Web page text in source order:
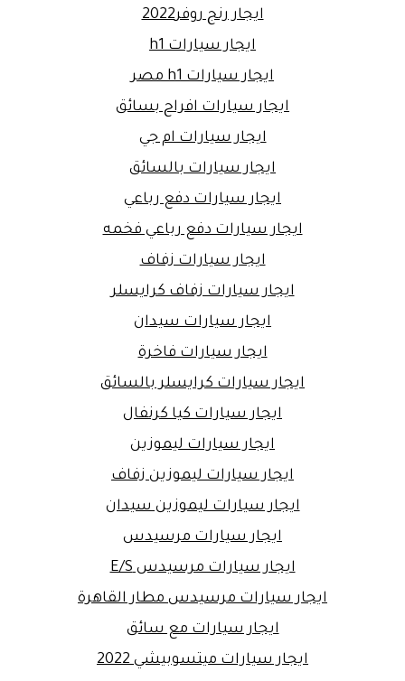
ايجار رنج روفر2022
ايجار سيارات h1
ايجار سيارات h1 مصر
ايجار سيارات افراح بسائق
ايجار سيارات ام جي
ايجار سيارات بالسائق
ايجار سيارات دفع رباعي
ايجار سيارات دفع رباعي فخمه
ايجار سيارات زفاف
ايجار سيارات زفاف كرايسلر
ايجار سيارات سيدان
ايجار سيارات فاخرة
ايجار سيارات كرايسلر بالسائق
ايجار سيارات كيا كرنفال
ايجار سيارات ليموزين
ايجار سيارات ليموزين زفاف
ايجار سيارات ليموزين سيدان
ايجار سيارات مرسيدس
ايجار سيارات مرسيدس E/S
ايجار سيارات مرسيدس مطار القاهرة
ايجار سيارات مع سائق
ايجار سيارات ميتسوبيشي 2022